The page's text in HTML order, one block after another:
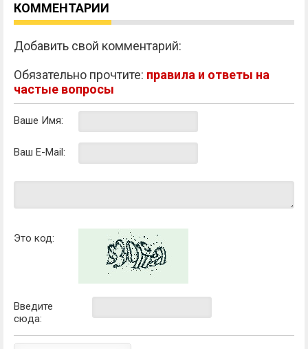
КОММЕНТАРИИ
Добавить свой комментарий:
Обязательно прочтите: правила и ответы на
частые вопросы
Ваше Имя:
Ваш E-Mail:
Это код:
Введите
сюда: